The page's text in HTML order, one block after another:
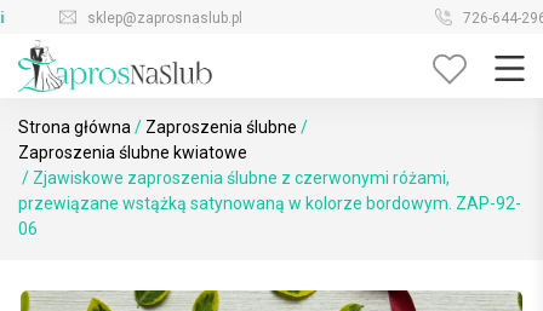
Skip
content
sklep@zaprosnaslub.pl 726-644-296
Strona główna / Zaproszenia ślubne /
Zaproszenia ślubne kwiatowe
/ Zjawiskowe zaproszenia ślubne z czerwonymi różami,
przewiązane wstążką satynowaną w kolorze bordowym. ZAP-92-
06